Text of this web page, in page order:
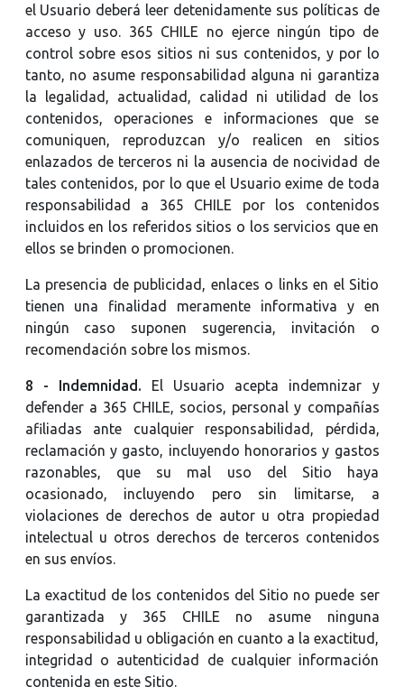
el Usuario deberá leer detenidamente sus políticas de
acceso y uso. 365 CHILE no ejerce ningún tipo de
control sobre esos sitios ni sus contenidos, y por lo
tanto, no asume responsabilidad alguna ni garantiza
la legalidad, actualidad, calidad ni utilidad de los
contenidos, operaciones e informaciones que se
comuniquen, reproduzcan y/o realicen en sitios
enlazados de terceros ni la ausencia de nocividad de
tales contenidos, por lo que el Usuario exime de toda
responsabilidad a 365 CHILE por los contenidos
incluidos en los referidos sitios o los servicios que en
ellos se brinden o promocionen.
La presencia de publicidad, enlaces o links en el Sitio
tienen una finalidad meramente informativa y en
ningún caso suponen sugerencia, invitación o
recomendación sobre los mismos.
8 - Indemnidad. El Usuario acepta indemnizar y
defender a 365 CHILE, socios, personal y compañías
afiliadas ante cualquier responsabilidad, pérdida,
reclamación y gasto, incluyendo honorarios y gastos
razonables, que su mal uso del Sitio haya
ocasionado, incluyendo pero sin limitarse, a
violaciones de derechos de autor u otra propiedad
intelectual u otros derechos de terceros contenidos
en sus envíos.
La exactitud de los contenidos del Sitio no puede ser
garantizada y 365 CHILE no asume ninguna
responsabilidad u obligación en cuanto a la exactitud,
integridad o autenticidad de cualquier información
contenida en este Sitio.